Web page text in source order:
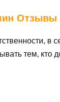
Отзывы
в
тем, кто